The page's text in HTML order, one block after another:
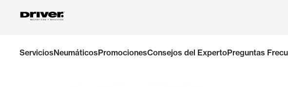
ServiciosNeumáticosPromocionesConsejos del ExpertoPreguntas